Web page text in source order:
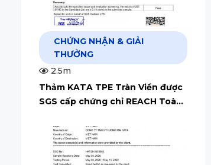
CHỨNG NHẬN & GIẢI
THƯỞNG
2.5m
Thảm KATA TPE Tràn Viền được
SGS cấp chứng chỉ REACH Toàn